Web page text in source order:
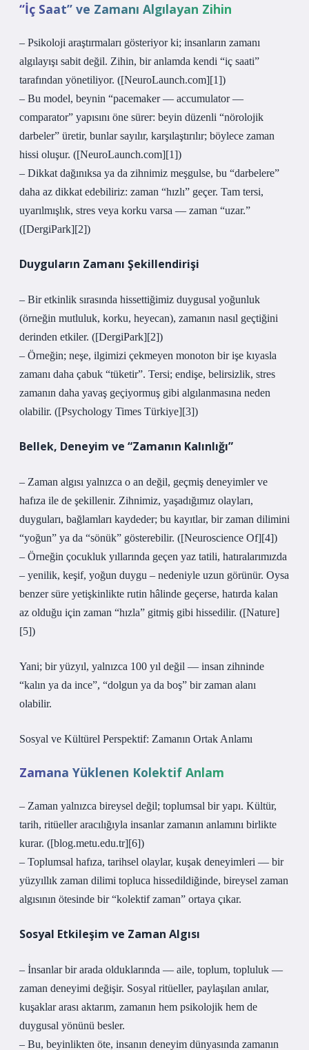
“İç Saat” ve Zamanı Algılayan Zihin
– Psikoloji araştırmaları gösteriyor ki; insanların zamanı
algılayışı sabit değil. Zihin, bir anlamda kendi “iç saati”
tarafından yönetiliyor. ([NeuroLaunch.com][1])
– Bu model, beynin “pacemaker — accumulator —
comparator” yapısını öne sürer: beyin düzenli “nörolojik
darbeler” üretir, bunlar sayılır, karşılaştırılır; böylece zaman
hissi oluşur. ([NeuroLaunch.com][1])
– Dikkat dağınıksa ya da zihnimiz meşgulse, bu “darbelere”
daha az dikkat edebiliriz: zaman “hızlı” geçer. Tam tersi,
uyarılmışlık, stres veya korku varsa — zaman “uzar.”
([DergiPark][2])
Duyguların Zamanı Şekillendirişi
– Bir etkinlik sırasında hissettiğimiz duygusal yoğunluk
(örneğin mutluluk, korku, heyecan), zamanın nasıl geçtiğini
derinden etkiler. ([DergiPark][2])
– Örneğin; neşe, ilgimizi çekmeyen monoton bir işe kıyasla
zamanı daha çabuk “tüketir”. Tersi; endişe, belirsizlik, stres
zamanın daha yavaş geçiyormuş gibi algılanmasına neden
olabilir. ([Psychology Times Türkiye][3])
Bellek, Deneyim ve “Zamanın Kalınlığı”
– Zaman algısı yalnızca o an değil, geçmiş deneyimler ve
hafıza ile de şekillenir. Zihnimiz, yaşadığımız olayları,
duyguları, bağlamları kaydeder; bu kayıtlar, bir zaman dilimini
“yoğun” ya da “sönük” gösterebilir. ([Neuroscience Of][4])
– Örneğin çocukluk yıllarında geçen yaz tatili, hatıralarımızda
– yenilik, keşif, yoğun duygu – nedeniyle uzun görünür. Oysa
benzer süre yetişkinlikte rutin hâlinde geçerse, hatırda kalan
az olduğu için zaman “hızla” gitmiş gibi hissedilir. ([Nature]
[5])
Yani; bir yüzyıl, yalnızca 100 yıl değil — insan zihninde
“kalın ya da ince”, “dolgun ya da boş” bir zaman alanı
olabilir.
Sosyal ve Kültürel Perspektif: Zamanın Ortak Anlamı
Zamana Yüklenen Kolektif Anlam
– Zaman yalnızca bireysel değil; toplumsal bir yapı. Kültür,
tarih, ritüeller aracılığıyla insanlar zamanın anlamını birlikte
kurar. ([blog.metu.edu.tr][6])
– Toplumsal hafıza, tarihsel olaylar, kuşak deneyimleri — bir
yüzyıllık zaman dilimi topluca hissedildiğinde, bireysel zaman
algısının ötesinde bir “kolektif zaman” ortaya çıkar.
Sosyal Etkileşim ve Zaman Algısı
– İnsanlar bir arada olduklarında — aile, toplum, topluluk —
zaman deneyimi değişir. Sosyal ritüeller, paylaşılan anılar,
kuşaklar arası aktarım, zamanın hem psikolojik hem de
duygusal yönünü besler.
– Bu, beyinlikten öte, insanın deneyim dünyasında zamanın